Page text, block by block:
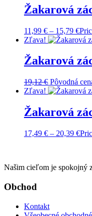
Žakarová
11,99 € – 15,79 €
Zľava!
Žakarová
19,12€ Pôvodná
Zľava!
Žakarová
17,49 € – 20,39 €
Našim cieľom je spokojný
Obchod
Kontakt